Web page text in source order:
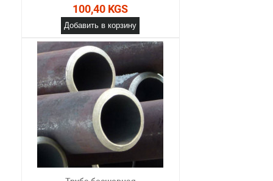
100,40 KGS
Добавить в корзину